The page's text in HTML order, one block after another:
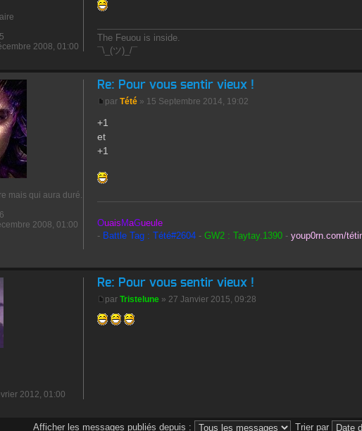
The Feuou is inside.
¯\_(ツ)_/¯
2008, 01:00
Re: Pour vous sentir vieux !
par Tété» 15 Septembre 2014, 19:02
+1
et
+1
Ouais MaGueule
- Battle Tag : Tété#2604- GW2 : Taytay.1390- youp0rn.com/
mais qui aura duré.
2008, 01:00
Re: Pour vous sentir vieux !
par Tristelune» 27 Janvier 2015, 09:28
2012, 01:00
Afficher les messages publiés depuis : Trier par